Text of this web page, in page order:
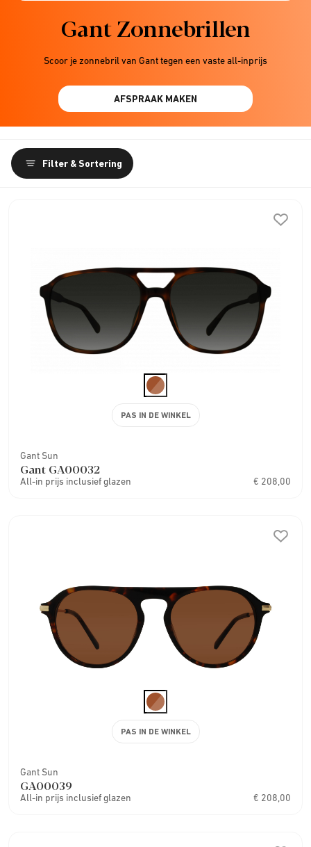
Gant Zonnebrillen
Scoor je zonnebril van Gant tegen een vaste all-inprijs
AFSPRAAK MAKEN
Filter & Sortering
Gant Sun
Gant GA00032
All-in prijs inclusief glazen € 208,00
PAS IN DE WINKEL
Gant Sun
GA00039
All-in prijs inclusief glazen € 208,00
PAS IN DE WINKEL